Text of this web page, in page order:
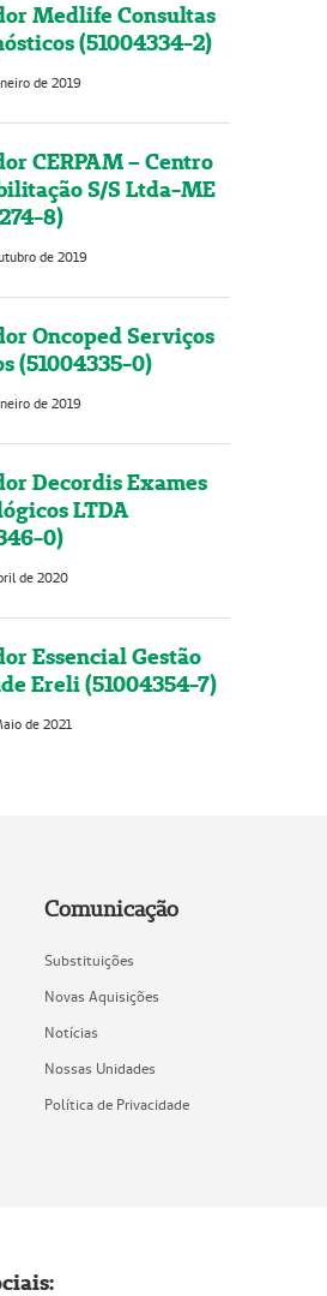
Medlife Consultas
(51004334-2)
de 2019
CERPAM – Centro
S/S Ltda-ME
8)
de 2019
Oncoped Serviços
(51004335-0)
de 2019
Decordis Exames
LTDA
0)
de 2020
Essencial Gestão
Ereli (51004354-7)
de 2021
Comunicação
Substituições
Novas Aquisições
Notícias
Nossas Unidades
Política de Privacidade